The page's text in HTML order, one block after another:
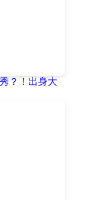
？！出身大